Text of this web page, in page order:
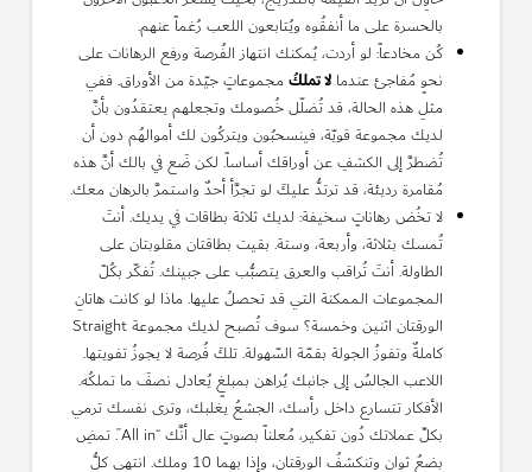
بالحسرة على ما أنفقُوه ويُتابعون اللعب رُغماً عنهم.
كُن مخادعاً: لو أردت، يُمكنك انتهاز الفُرصة ورفع الرهانات على
نحوٍ مُفاجئ عندما لا تملكُمجموعاتٍ جيّدة من الأوراق. ففي
مثلِ هذه الحالة، قد تُضلّل خُصومك وتجعلهم يعتقدُون بأنَّ
لديك مجموعة قويّة، فينسحبُون ويتركُون لك أموالهُم دون أن
تُضطرَّ إلى الكشفِ عن أوراقك أساساً. لكن ضَع في بالك أنَّ هذه
مُقامرة رديئة، قد ترتدُّ عليكَ لو تجرَّأ أحدٌ واستمرَّ بالرهان معك.
لا تخُض رهاناتٍ سخيفة: لديك ثلاثة بطاقات في يديك. أنتَ
تُمسك بثلاثة، وأربعة، وستة. بقيت بطاقتان مقلوبتان على
الطاولة. أنتَ تُراقب والعرق يتصبُّب على جبينك. تُفكّر بكُلّ
المجموعات الممكنة التي قد تحصلُ عليها. ماذا لو كانت هاتانِ
الورقتان اثنين وخمسة؟ سوف تُصبح لديك مجموعة Straight
كاملةٌ وتفوزُ الجولة بقمّة السّهولة. تلكَ فُرصة لا يجوزُ تفويتها.
اللاعب الجالسُ إلى جانبك يُراهن بمبلغٍ يُعادل نصفَ ما تملكُه.
الأفكار تتسارع داخل رأسك، الجشعُ يغلبك، وترى نفسك ترمي
بكلِّ عملاتك دُون تفكير، مُعلناً بصوتٍ عال أنَّك “All in”. تمضِ
بضعُ ثوانٍ وتنكشفُ الورقتان، وإذا بهما 10 وملك. انتهى كلُّ